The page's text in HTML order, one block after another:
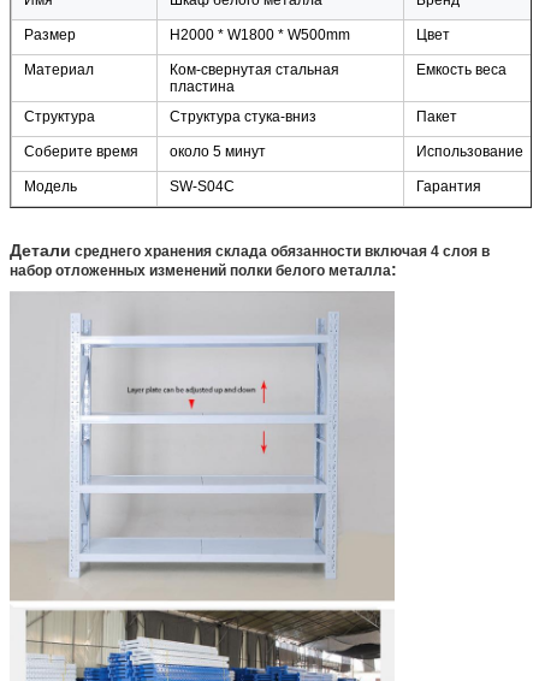
Размер H2000 * W1800 * W500mm Цвет
Материал
Ком-свернутая стальная
пластина
Емкость веса
Структура Структура стука-вниз Пакет
Соберите время около 5 минут Использование
Модель SW-S04C Гарантия
Детали среднего хранения склада обязанности включая 4 слоя в
набор отложенных изменений полки белого металла: